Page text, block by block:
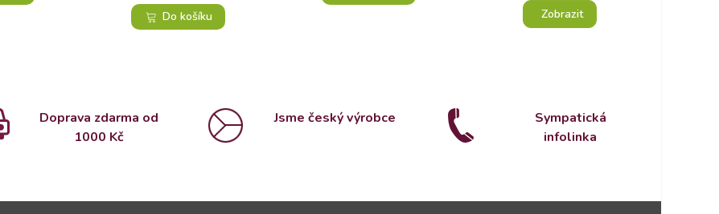
Do košíku Zobrazit
Doprava zdarma od
1000 Kč
Jsme český výrobce
Sympatická
infolinka